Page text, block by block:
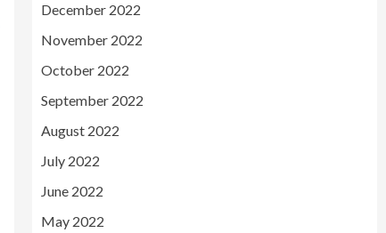
December 2022
November 2022
October 2022
September 2022
August 2022
July 2022
June 2022
May 2022